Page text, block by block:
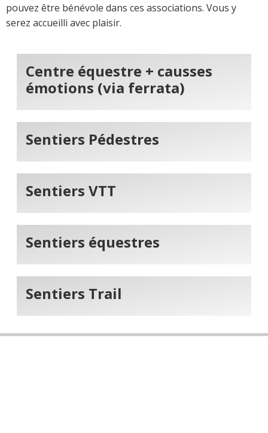
pouvez être bénévole dans ces associations. Vous y
serez accueilli avec plaisir.
Centre équestre + causses
émotions (via ferrata)
Sentiers Pédestres
Sentiers VTT
Sentiers équestres
Sentiers Trail